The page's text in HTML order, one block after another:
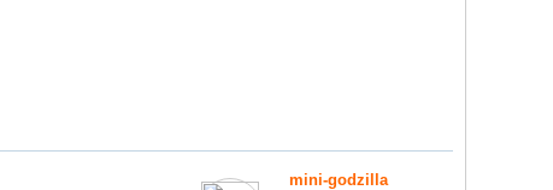
mini-godzilla